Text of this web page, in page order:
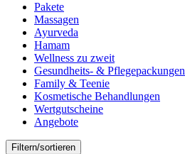
Pakete
Massagen
Ayurveda
Hamam
Wellness zu zweit
Gesundheits- & Pflegepackungen
Family & Teenie
Kosmetische Behandlungen
Wertgutscheine
Angebote
Filtern/sortieren